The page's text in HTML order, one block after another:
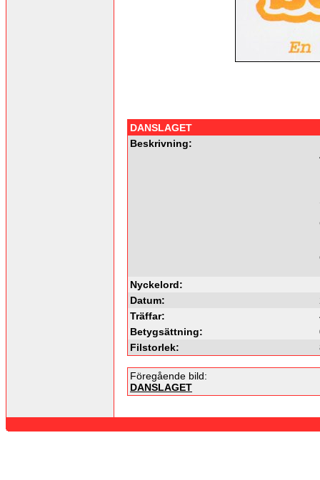
DANSLAGET
Beskrivning:
Nyckelord:
Datum:
Träffar:
Betygsättning:
Filstorlek:
Föregående bild:
DANSLAGET